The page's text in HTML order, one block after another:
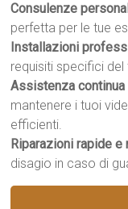
Consulenze
perfetta per le tue
Installazioni
requisiti specifici
Assistenza
mantenere i tuoi
efficienti.
Riparazioni rapide
disagio in caso di